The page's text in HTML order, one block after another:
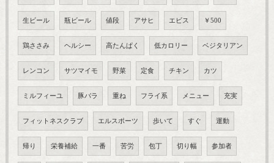
生ビール 瓶ビール 値段 アサヒ エビス ￥500
鶏ささみ ヘルシー 高たんぱく 低カロリー ベジタリアン
レンコン サツマイモ 野菜 定食 チキン カツ
ミルフィーユ 豚バラ 重ね フライ系 メニュー 充実
フィットネスクラブ エルスポーツ 歩いて すぐ 運動
帰り 栄養補給 一番 苦労 包丁 切り幅 参加者